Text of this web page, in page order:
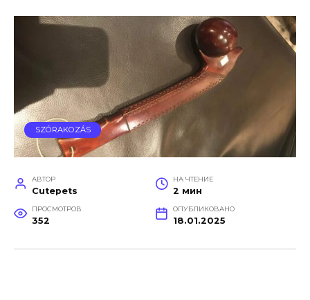
SZÓRAKOZÁS
АВТОР
Cutepets
НА ЧТЕНИЕ
2 мин
ПРОСМОТРОВ
352
ОПУБЛИКОВАНО
18.01.2025